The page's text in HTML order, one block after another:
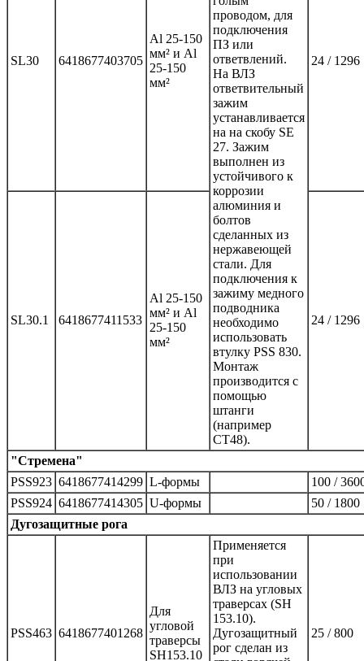
SL30 6418677403705
Al 25-150
мм² и Al
25-150
мм²
проводом, для
подключения
ПЗ или
ответвлений.
На ВЛЗ
ответвительный
зажим
устанавливается
на на скобу SE
27. Зажим
выполнен из
устойчивого к
коррозии
алюминия и
болтов
сделанных из
нержавеющей
стали. Для
подключения к
зажиму медного
подводника
необходимо
использовать
втулку PSS 830.
Монтаж
производится с
помощью
штанги
(например
СТ48).
24 / 1296
SL30.1 6418677411533
Al 25-150
мм² и Al
25-150
мм²
24 / 1296
"Стремена"
PSS923 6418677414299 L-формы
100 /
PSS924 6418677414305 U-формы
50 / 1800
Дугозащитные рога
PSS463 6418677401268
Для
угловой
траверсы
SH153.10
Применяется
при
использовании
ВЛЗ на угловых
траверсах (SH
153.10).
Дугозащитный
рог сделан из
25 / 800